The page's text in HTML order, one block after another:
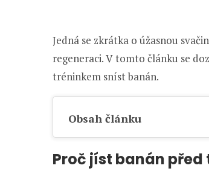
Jedná se zkrátka o úžasnou
regeneraci. V tomto článku se
tréninkem sníst banán.
Obsah článku
Proč jíst banán před